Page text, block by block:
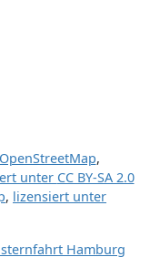
OpenStreetMap,
unter CC BY-SA 2.0
, lizensiert unter
Hamburg